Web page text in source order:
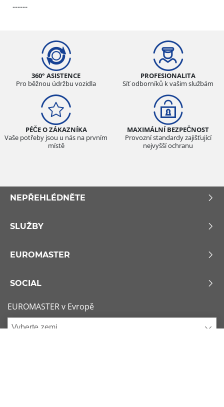
------
360° ASISTENCE
Pro běžnou údržbu vozidla
PROFESIONALITA
Síť odborníků k vašim službám
PÉČE O ZÁKAZNÍKA
Vaše potřeby jsou u nás na prvním
místě
MAXIMÁLNÍ BEZPEČNOST
Provozní standardy zajišťující
nejvyšší ochranu
NEPŘEHLÉDNĚTE
SLUŽBY
EUROMASTER
SOCIAL
EUROMASTER v Evropě
Vyberte zemi